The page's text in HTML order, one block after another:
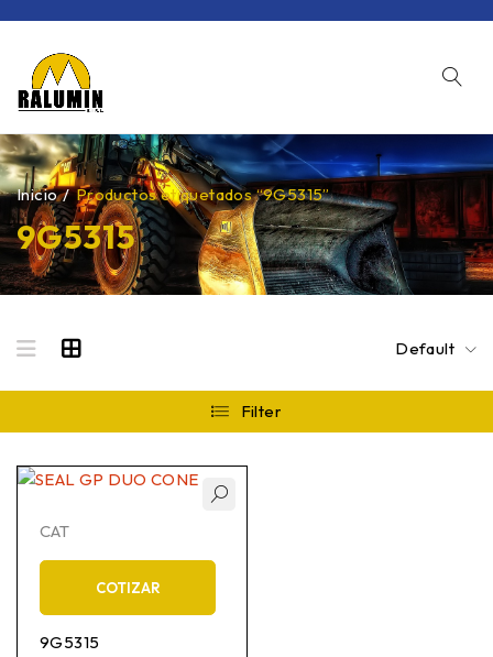
9G5315
Inicio / Productos etiquetados “9G5315”
Default
Filter
CAT
COTIZAR
9G5315